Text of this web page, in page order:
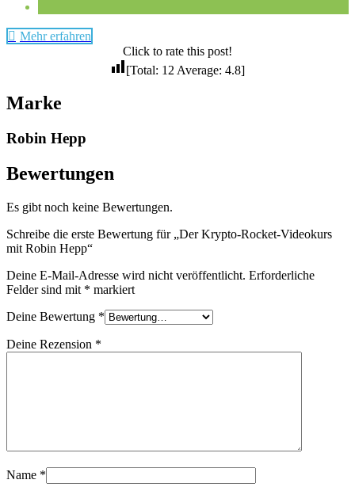
Mehr erfahren
Click to rate this post!
[Total: 12 Average: 4.8]
Marke
Robin Hepp
Bewertungen
Es gibt noch keine Bewertungen.
Schreibe die erste Bewertung für „Der Krypto-Rocket-Videokurs
mit Robin Hepp“
Deine E-Mail-Adresse wird nicht veröffentlicht. Erforderliche
Felder sind mit * markiert
Deine Bewertung *
Deine Rezension *
Name *